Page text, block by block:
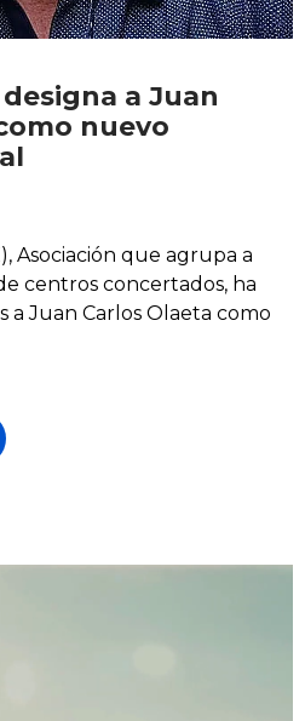
a Juan
nuevo
Asociación que agrupa a
centros concertados, ha
a Juan Carlos Olaeta como